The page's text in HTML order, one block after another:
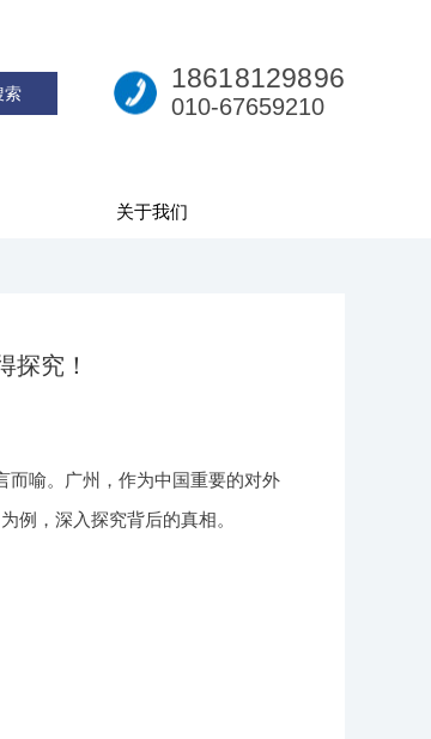
18618129896
010-67659210
关于我们
探究！
而喻。广州，作为中国重要的对外
例，深入探究背后的真相。